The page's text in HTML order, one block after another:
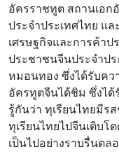
อัครราชทูต สถานเอ
ประจำประเทศไทย แ
เศรษฐกิจและการค้า
ประชาชนจีนประจำป
หมอนทอง ซึ่งได้รับคว
อัครทูตจีนได้ชิม ซึ่งไ
รู้กันว่า ทุเรียนไทยมีร
ทุเรียนไทยไปจีนเติบโ
เป็นไปอย่างราบรื่นต